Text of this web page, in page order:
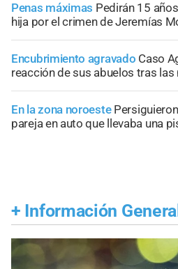
Penas máximas Pedirán 15
hija por el crimen de Jeremías
Encubrimiento agravado Caso
reacción de sus abuelos tras
En la zona noroeste
pareja en auto que llevaba una
+ Información General